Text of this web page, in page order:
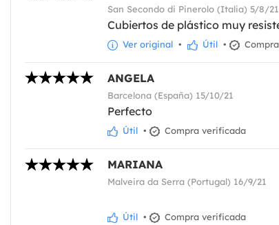
San Secondo di Pinerolo (Italia) 5/8/21
Cubiertos de plástico muy
Ver original • Útil •
ANGELA
Barcelona (España) 15/10/21
Perfecto
Útil • Compra verificada
MARIANA
Malveira da Serra (Portugal) 16/9/21
Útil • Compra verificada